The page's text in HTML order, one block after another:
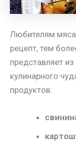
Любителям мяса
рецепт, тем
представляет
кулинарного
продуктов: